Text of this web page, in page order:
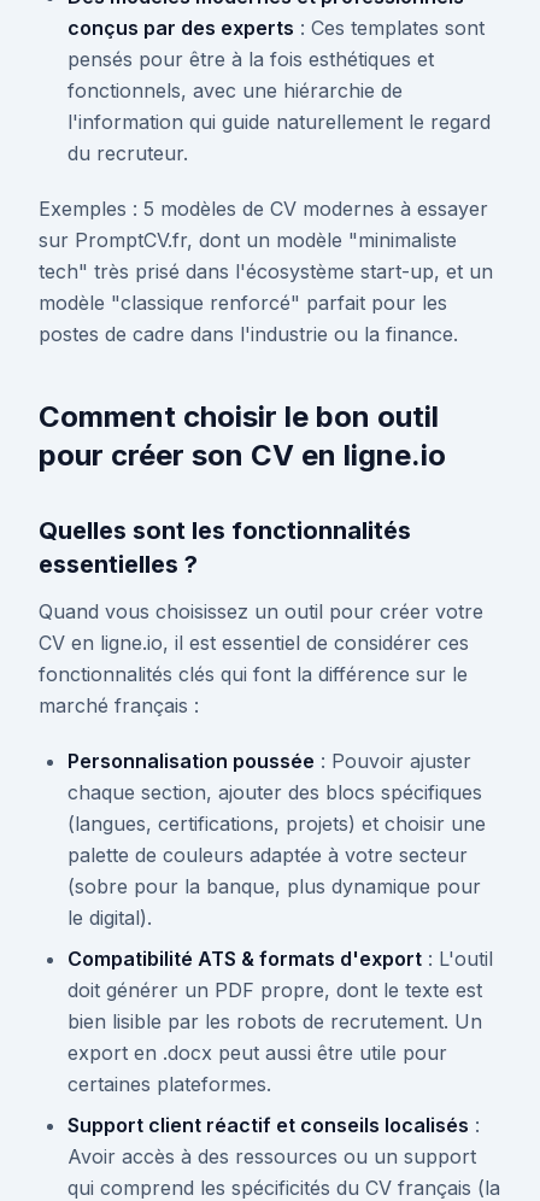
conçus par des experts : Ces templates sont
pensés pour être à la fois esthétiques et
fonctionnels, avec une hiérarchie de
l'information qui guide naturellement le regard
du recruteur.
Exemples : 5 modèles de CV modernes à essayer
sur PromptCV.fr, dont un modèle "minimaliste
tech" très prisé dans l'écosystème start-up, et un
modèle "classique renforcé" parfait pour les
postes de cadre dans l'industrie ou la finance.
Comment choisir le bon outil
pour créer son CV en ligne.io
Quelles sont les fonctionnalités
essentielles ?
Quand vous choisissez un outil pour créer votre
CV en ligne.io, il est essentiel de considérer ces
fonctionnalités clés qui font la différence sur le
marché français :
Personnalisation poussée : Pouvoir ajuster
chaque section, ajouter des blocs spécifiques
(langues, certifications, projets) et choisir une
palette de couleurs adaptée à votre secteur
(sobre pour la banque, plus dynamique pour
le digital).
Compatibilité ATS & formats d'export : L'outil
doit générer un PDF propre, dont le texte est
bien lisible par les robots de recrutement. Un
export en .docx peut aussi être utile pour
certaines plateformes.
Support client réactif et conseils localisés :
Avoir accès à des ressources ou un support
qui comprend les spécificités du CV français (la